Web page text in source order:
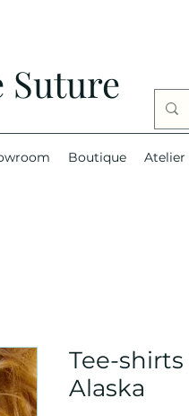
Suture
Boutique Atelier
Tee-
Alaska